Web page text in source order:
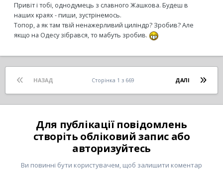
Привіт і тобі, однодумець з славного Жашкова. Будеш в
наших краях - пиши, зустрінемось.
Топор, а як там твій ненажерливий циліндр? Зробив? Але
якщо на Одесу зібрався, то мабуть зробив.
НАЗАД ДАЛІ
Сторінка 1 з 669
Для публікації повідомлень
створіть обліковий запис або
авторизуйтесь
Ви повинні бути користувачем, щоб залишити коментар